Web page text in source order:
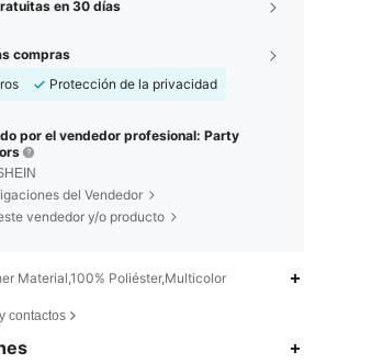
en 30 días
compras
Protección de la privacidad
por el vendedor profesional: Party
del Vendedor
vendedor y/o producto
Material,100% Poliéster,Multicolor
contactos